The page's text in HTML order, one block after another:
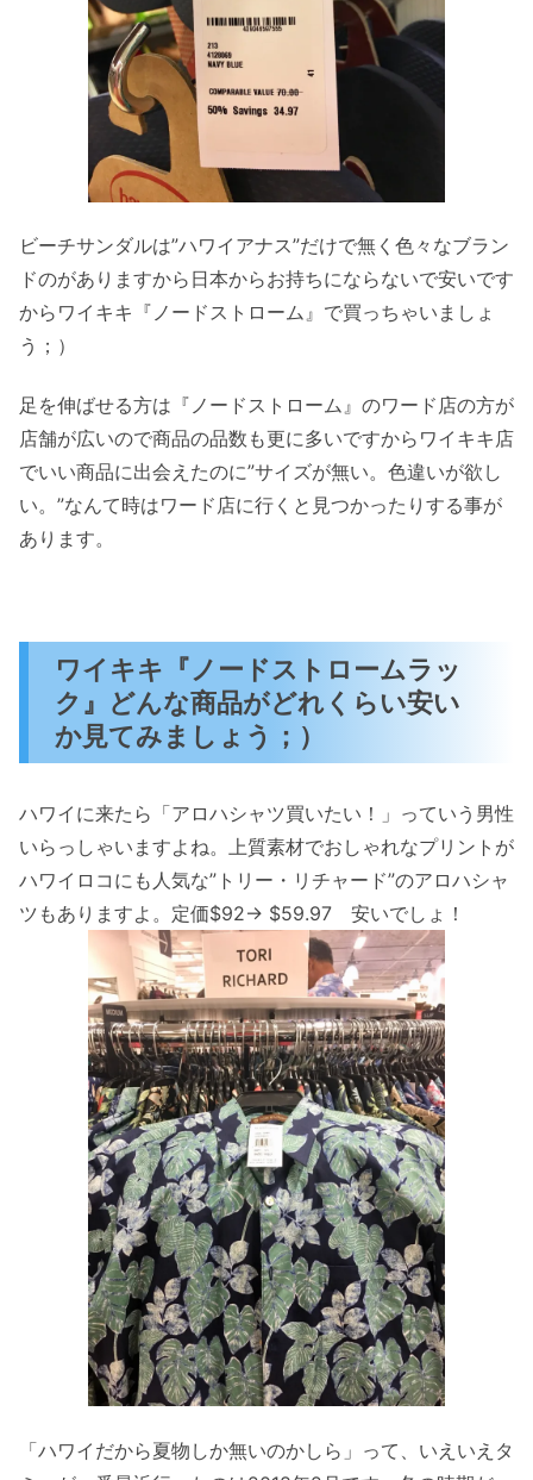
ビーチサンダルは”ハワイアナス”だけで無く色々なブラン
ドのがありますから日本からお持ちにならないで安いです
からワイキキ『ノードストローム』で買っちゃいましょ
う；）
足を伸ばせる方は『ノードストローム』のワード店の方が
店舗が広いので商品の品数も更に多いですからワイキキ店
でいい商品に出会えたのに”サイズが無い。色違いが欲し
い。”なんて時はワード店に行くと見つかったりする事が
あります。
ワイキキ『ノードストロームラッ
ク』どんな商品がどれくらい安い
か見てみましょう；）
ハワイに来たら「アロハシャツ買いたい！」っていう男性
いらっしゃいますよね。上質素材でおしゃれなプリントが
ハワイロコにも人気な”トリー・リチャード”のアロハシャ
ツもありますよ。定価$92→ $59.97 安いでしょ！
「ハワイだから夏物しか無いのかしら」って、いえいえタ